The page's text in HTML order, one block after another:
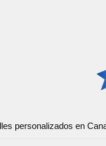
personalizados en